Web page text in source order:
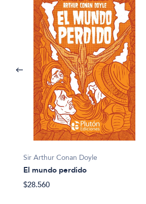
Sir Arthur Conan Doyle
El mundo perdido
$28.560